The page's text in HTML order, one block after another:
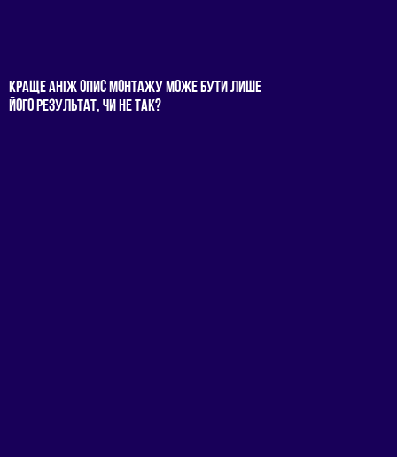
КРАЩЕ АНIЖ ОПИС МОНТАЖУ МОЖЕ БУТИ ЛИШЕ
ЙОГО РЕЗУЛЬТАТ, ЧИ НЕ ТАК?